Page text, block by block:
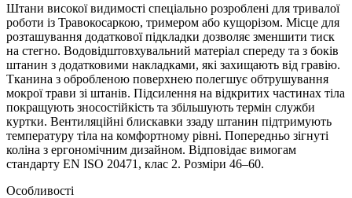
Штани високої видимості спеціально розроблені для тривалої
роботи із Травокосаркою, тримером або кущорізом. Місце для
розташування додаткової підкладки дозволяє зменшити тиск
на стегно. Водовідштовхувальний матеріал спереду та з боків
штанин з додатковими накладками, які захищають від гравію.
Тканина з обробленою поверхнею полегшує обтрушування
мокрої трави зі штанів. Підсилення на відкритих частинах тіла
покращують зносостійкість та збільшують термін служби
куртки. Вентиляційні блискавки ззаду штанин підтримують
температуру тіла на комфортному рівні. Попередньо зігнуті
коліна з ергономічним дизайном. Відповідає вимогам
стандарту EN ISO 20471, клас 2. Розміри 46–60.
Особливості